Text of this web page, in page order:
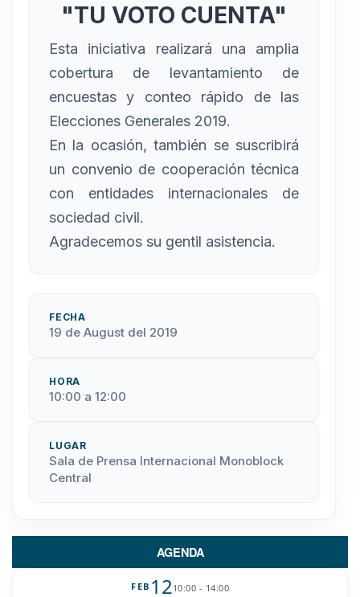
"TU VOTO CUENTA"
Esta iniciativa realizará una amplia
cobertura de levantamiento de
encuestas y conteo rápido de las
Elecciones Generales 2019.
En la ocasión, también se suscribirá
un convenio de cooperación técnica
con entidades internacionales de
sociedad civil.
Agradecemos su gentil asistencia.
FECHA
19 de August del 2019
HORA
10:00 a 12:00
LUGAR
Sala de Prensa Internacional Monoblock
Central
AGENDA
FEB 1210:00 - 14:00